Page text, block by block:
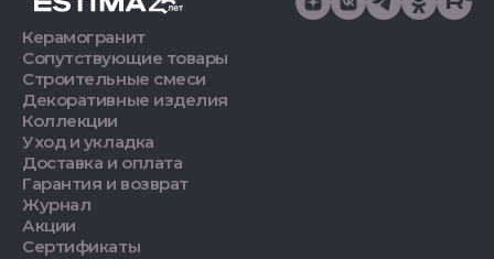
Керамогранит
Сопутствующие товары
Строительные смеси
Декоративные изделия
Коллекции
Уход и укладка
Доставка и оплата
Гарантия и возврат
Журнал
Акции
Сертификаты